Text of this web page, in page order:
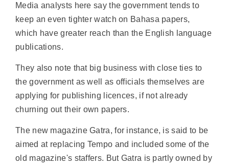
Media analysts here say the government tends to
keep an even tighter watch on Bahasa papers,
which have greater reach than the English language
publications.
They also note that big business with close ties to
the government as well as officials themselves are
applying for publishing licences, if not already
churning out their own papers.
The new magazine Gatra, for instance, is said to be
aimed at replacing Tempo and included some of the
old magazine's staffers. But Gatra is partly owned by